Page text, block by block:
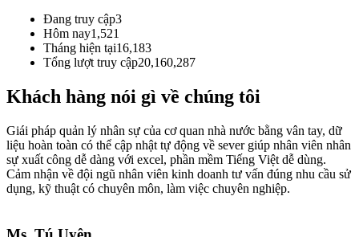
Đang truy cập3
Hôm nay1,521
Tháng hiện tại16,183
Tổng lượt truy cập20,160,287
Khách hàng nói gì về chúng tôi
Giái pháp quản lý nhân sự của cơ quan nhà nước bằng vân tay, dữ
liệu hoàn toàn có thể cập nhật tự động về sever giúp nhân viên nhân
sự xuất công dễ dàng với excel, phần mềm Tiếng Việt dễ dùng.
Cảm nhận về đội ngũ nhân viên kinh doanh tư vấn đúng nhu cầu sử
dụng, kỹ thuật có chuyên môn, làm việc chuyên nghiệp.